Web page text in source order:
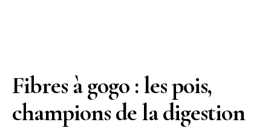
Fibres à gogo : les pois,
champions de la digestion